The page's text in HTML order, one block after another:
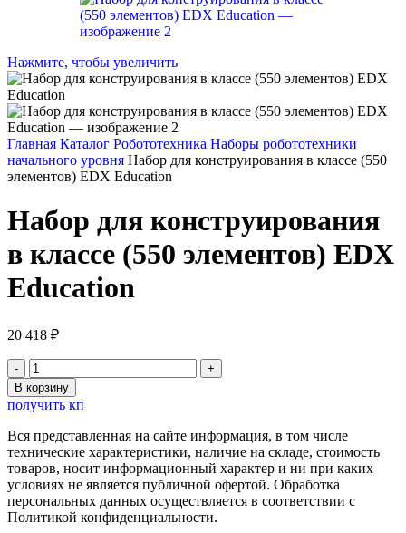
Нажмите, чтобы увеличить
Главная Каталог Робототехника Наборы робототехники
начального уровня Набор для конструирования в классе (550
элементов) EDX Education
Набор для конструирования
в классе (550 элементов) EDX
Education
20 418 ₽
Количество
товара
Набор
для
конструирования
в
классе
(550
элементов)
EDX
В корзину
получить кп
Вся представленная на сайте информация, в том числе
технические характеристики, наличие на складе, стоимость
товаров, носит информационный характер и ни при каких
условиях не является публичной офертой. Обработка
персональных данных осуществляется в соответствии с
Политикой конфиденциальности.